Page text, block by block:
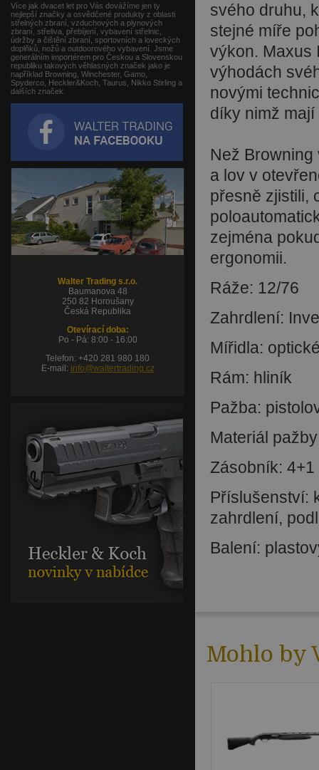
svého druhu,
stejné míře
výkon. Maxus
výhodách
novými
díky nimž
Než
a lov v
přesně zjistili,
zejména
ergonomii.
Ráže: 12/76
Zahrdlení:
Mířidla:
Rám: hliník
Pažba:
Materiál
Zásobník: 4+1
Příslušenství:
zahrdlení,
Balení:
Mohlo by
Více jak dvacet let pro Vás dovážíme jen ty
nejlepší značky a osvědčené produkty z oblasti
střelných zbraní, vzduchových a plynových
zbraní, střeliva, přebíjení, vybavení střelnic,
údržby a čištění zbraní, sportovních a loveckých
doplňků, nožů a outdoorového vybavení. Jsme
generálním importérem pro Českou a Slovenskou
republiku takových věhlasných značek jako je
například Browning, Winchester, Gamo,
Spyderco, Heckler&Koch, Taurus, Nikko Stirling a
dalších značek.
Walter Trading s.r.o.
Baumanova 48
250 82 Horoušany
Česká Republika
Otevírací doba:
Po - Pá: 8:00 - 16:00
Telefon: +420 281 980 180
E-mail: info@waltertrading.cz